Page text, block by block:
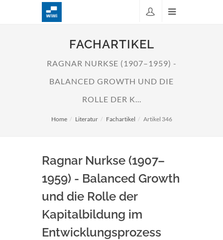
FACHARTIKEL
RAGNAR NURKSE (1907–1959) -
BALANCED GROWTH UND DIE
ROLLE DER K...
Home Literatur Fachartikel Artikel 346
Ragnar Nurkse (1907–
1959) - Balanced Growth
und die Rolle der
Kapitalbildung im
Entwicklungsprozess